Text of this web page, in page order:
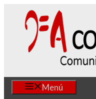
contenido
Menú